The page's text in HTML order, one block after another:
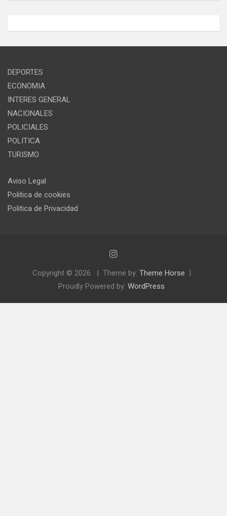
DEPORTES
ECONOMIA
INTERES GENERAL
NACIONALES
POLICIALES
POLITICA
TURISMO
Aviso Legal
Politica de cookies
Politica de Privacidad
Copyright © 2026 Theme by: Theme Horse
Proudly Powered by: WordPress